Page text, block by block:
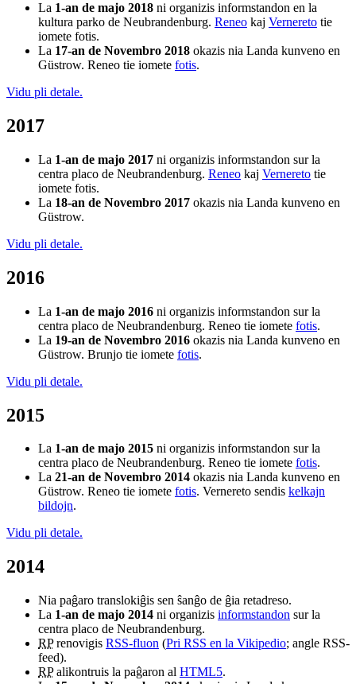
La 1-an de majo 2018 ni organizis informstandon en la
kultura parko de Neubrandenburg. Reneo kaj Vernereto tie
iomete fotis.
La 17-an de Novembro 2018 okazis nia Landa kunveno en
Güstrow. Reneo tie iomete fotis.
Vidu pli detale.
2017
La 1-an de majo 2017 ni organizis informstandon sur la
centra placo de Neubrandenburg. Reneo kaj Vernereto tie
iomete fotis.
La 18-an de Novembro 2017 okazis nia Landa kunveno en
Güstrow.
Vidu pli detale.
2016
La 1-an de majo 2016 ni organizis informstandon sur la
centra placo de Neubrandenburg. Reneo tie iomete fotis.
La 19-an de Novembro 2016 okazis nia Landa kunveno en
Güstrow. Brunjo tie iomete fotis.
Vidu pli detale.
2015
La 1-an de majo 2015 ni organizis informstandon sur la
centra placo de Neubrandenburg. Reneo tie iomete fotis.
La 21-an de Novembro 2014 okazis nia Landa kunveno en
Güstrow. Reneo tie iomete fotis. Vernereto sendis kelkajn
bildojn.
Vidu pli detale.
2014
Nia paĝaro translokiĝis sen ŝanĝo de ĝia retadreso.
La 1-an de majo 2014 ni organizis informstandon sur la
centra placo de Neubrandenburg.
RPrenovigis RSS-fluon (Pri RSS en la Vikipedio; angle RSS-
feed).
RPalikontruis la paĝaron al HTML5.